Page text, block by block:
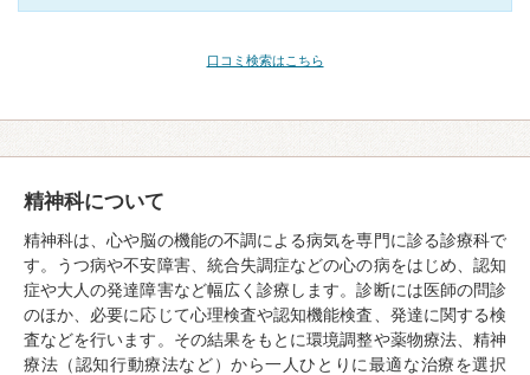
口コミ検索はこちら
精神科について
精神科は、心や脳の機能の不調による病気を専門に診る診療科で
す。うつ病や不安障害、統合失調症などの心の病をはじめ、認知
症や大人の発達障害など幅広く診療します。診断には医師の問診
のほか、必要に応じて心理検査や認知機能検査、発達に関する検
査などを行います。その結果をもとに環境調整や薬物療法、精神
療法（認知行動療法など）から一人ひとりに最適な治療を選択